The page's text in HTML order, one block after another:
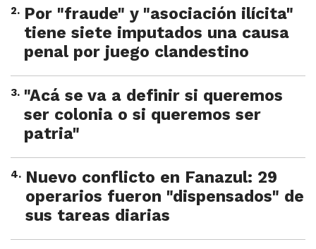
2. Por "fraude" y "asociación ilícita"
tiene siete imputados una causa
penal por juego clandestino
3. "Acá se va a definir si queremos
ser colonia o si queremos ser
patria"
4. Nuevo conflicto en Fanazul: 29
operarios fueron "dispensados" de
sus tareas diarias